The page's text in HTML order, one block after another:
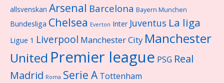
allsvenskan Arsenal Barcelona Bayern Munchen
Bundesliga Chelsea Everton Inter Juventus La liga
Ligue 1 Liverpool Manchester City Manchester
United Premier league PSG Real
Madrid Roma Serie A Tottenham